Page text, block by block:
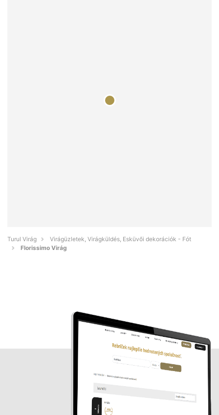
Turul Virág
Virágüzletek, Virágküldés, Esküvői dekorációk - Fót
Florissimo Virág